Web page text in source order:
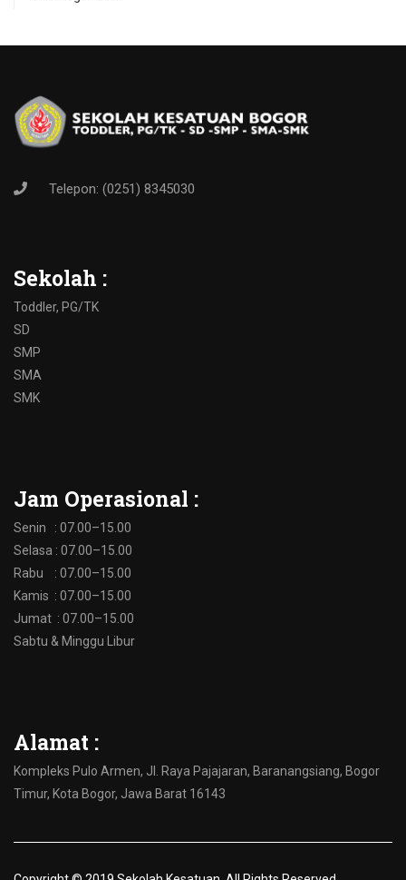
Telepon: (0251) 8345030
Sekolah :
Toddler, PG/TK
SD
SMP
SMA
SMK
Jam Operasional :
Senin : 07.00–15.00
Selasa : 07.00–15.00
Rabu : 07.00–15.00
Kamis : 07.00–15.00
Jumat : 07.00–15.00
Sabtu & Minggu Libur
Alamat :
Kompleks Pulo Armen, Jl. Raya Pajajaran, Baranangsiang, Bogor
Timur, Kota Bogor, Jawa Barat 16143